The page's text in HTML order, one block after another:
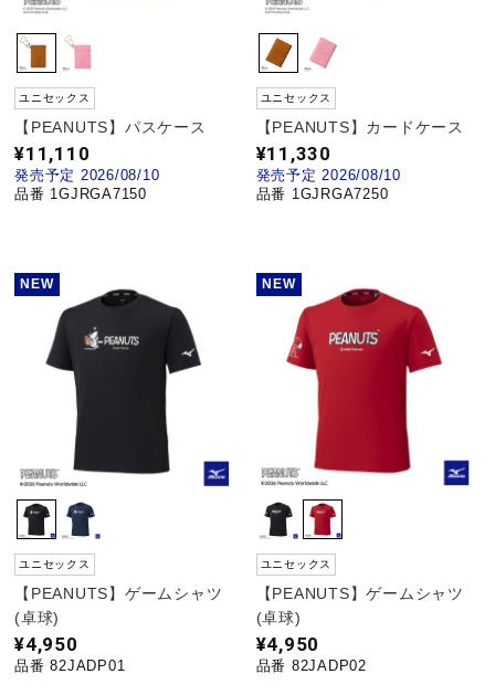
ユニセックス
【PEANUTS】パスケース
¥11,110
発売予定 2026/08/10
品番 1GJRGA7150
ユニセックス
【PEANUTS】カードケース
¥11,330
発売予定 2026/08/10
品番 1GJRGA7250
NEW
ユニセックス
【PEANUTS】ゲームシャツ
(卓球)
¥4,950
品番 82JADP01
NEW
ユニセックス
【PEANUTS】ゲームシャツ
(卓球)
¥4,950
品番 82JADP02